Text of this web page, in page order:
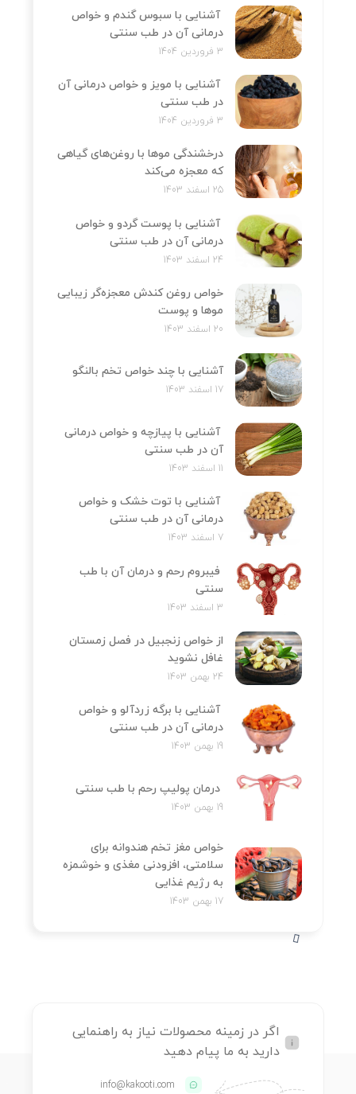
آشنایی با سبوس گندم و خواص
درمانی آن در طب سنتی
3 فروردین 1404
آشنایی با مویز و خواص درمانی آن
در طب سنتی
3 فروردین 1404
درخشندگی موها با روغن‌های گیاهی
که معجزه می‌کند
25 اسفند 1403
آشنایی با پوست گردو و خواص
درمانی آن در طب سنتی
24 اسفند 1403
خواص روغن کندش معجزه‌‌گر زیبایی
موها و پوست
20 اسفند 1403
آشنایی با چند خواص تخم بالنگو
17 اسفند 1403
آشنایی با پیازچه و خواص درمانی
آن در طب سنتی
11 اسفند 1403
آشنایی با توت خشک و خواص
درمانی آن در طب سنتی
7 اسفند 1403
فیبروم رحم و درمان آن با طب
سنتی
3 اسفند 1403
از خواص زنجبیل در فصل زمستان
غافل نشوید
24 بهمن 1403
آشنایی با برگه زردآلو و خواص
درمانی آن در طب سنتی
19 بهمن 1403
درمان پولیپ رحم با طب سنتی
19 بهمن 1403
خواص مغز تخم هندوانه برای
سلامتی، افزودنی مغذی و خوشمزه
به رژیم غذایی
17 بهمن 1403
اگر در زمینه محصولات نیاز به راهنمایی
دارید به ما پیام دهید
info@kakooti.com